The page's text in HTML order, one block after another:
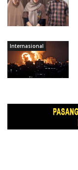
Internasional